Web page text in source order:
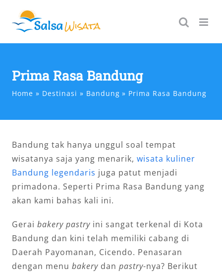
content
Prima Rasa Bandung
Home Destinasi Bandung Prima Rasa Bandung
Bandung tak hanya unggul soal tempat
wisatanya saja yang menarik, wisata kuliner
Bandung legendaris juga patut menjadi
primadona. Seperti Prima Rasa Bandung yang
akan kami bahas kali ini.
Gerai bakery pastryini sangat terkenal di Kota
Bandung dan kini telah memiliki cabang di
Daerah Payomanan, Cicendo. Penasaran
dengan menu bakerydan pastry-nya? Berikut